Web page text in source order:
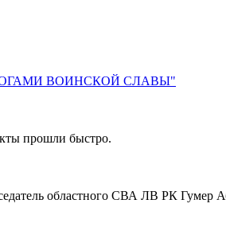
ВОИНСКОЙ СЛАВЫ"
прошли быстро.
областного СВА ЛВ РК Гумер